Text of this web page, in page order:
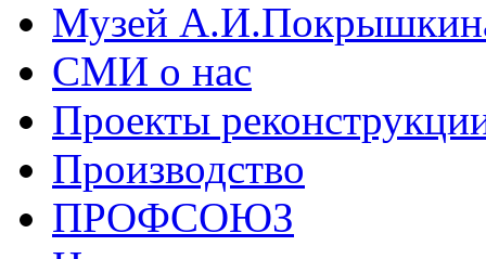
Музей
СМИ о нас
Проекты
Производство
ПРОФСОЮЗ